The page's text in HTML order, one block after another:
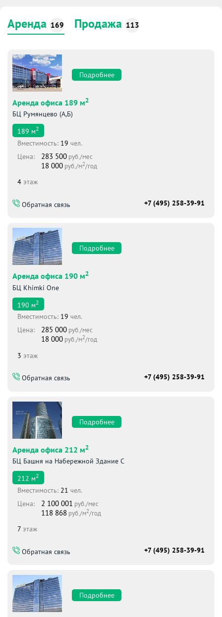
Аренда 169 Продажа 113
Подробнее
Аренда офиса 189 м2
БЦ Румянцево (А,Б)
189 м2
Вместимоcть: 19 чел.
Цена:
283 500 руб./мес
18 000 руб./м2/год
4 этаж
Обратная связь +7 (495) 258-39-91
Подробнее
Аренда офиса 190 м2
БЦ Khimki One
190 м2
Вместимоcть: 19 чел.
Цена:
285 000 руб./мес
18 000 руб./м2/год
3 этаж
Обратная связь +7 (495) 258-39-91
Подробнее
Аренда офиса 212 м2
БЦ Башня на Набережной Здание С
212 м2
Вместимоcть: 21 чел.
Цена:
2 100 001 руб./мес
118 868 руб./м2/год
7 этаж
Обратная связь +7 (495) 258-39-91
Подробнее